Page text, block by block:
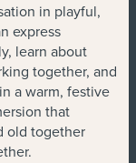
in playful,
express
learn about
together, and
a warm, festive
that
old together